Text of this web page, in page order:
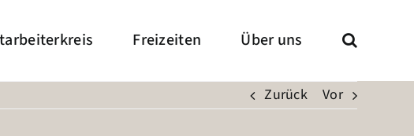
Freizeiten Über uns
Zurück Vor